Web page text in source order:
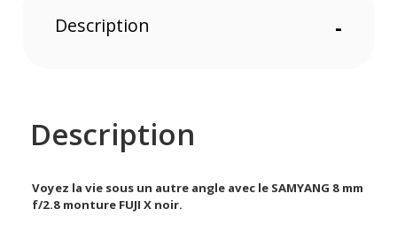
Description -
Description
Voyez la vie sous un autre angle avec le SAMYANG 8 mm
f/2.8 monture FUJI X noir.